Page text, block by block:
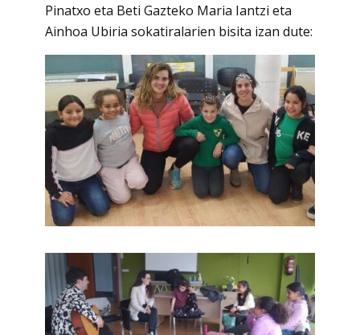
Pinatxo eta Beti Gazteko Maria Iantzi eta
Ainhoa Ubiria sokatiralarien bisita izan dute: